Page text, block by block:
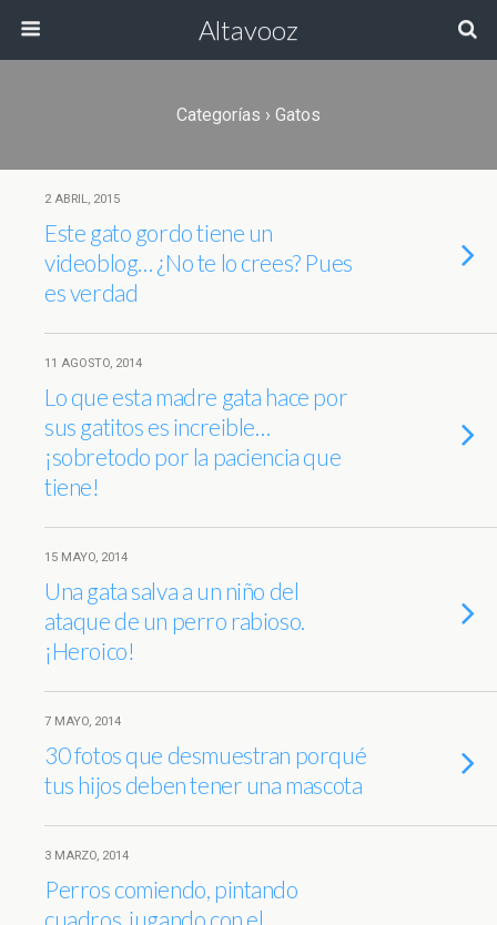
Altavooz
Categorías › Gatos
2 ABRIL, 2015
Este gato gordo tiene un
videoblog… ¿No te lo crees? Pues
es verdad
11 AGOSTO, 2014
Lo que esta madre gata hace por
sus gatitos es increible…
¡sobretodo por la paciencia que
tiene!
15 MAYO, 2014
Una gata salva a un niño del
ataque de un perro rabioso.
¡Heroico!
7 MAYO, 2014
30 fotos que desmuestran porqué
tus hijos deben tener una mascota
3 MARZO, 2014
Perros comiendo, pintando
cuadros, jugando con el